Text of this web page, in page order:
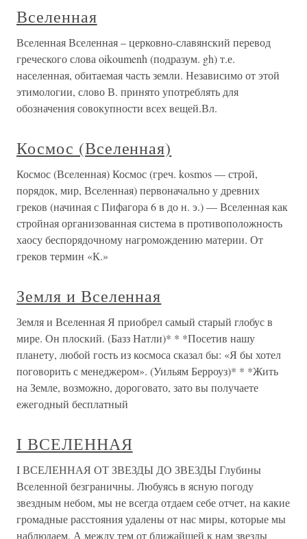
Вселенная
Вселенная Вселенная – церковно-славянский перевод
греческого слова oikoumenh (подразум. gh) т.е.
населенная, обитаемая часть земли. Независимо от этой
этимологии, слово В. принято употреблять для
обозначения совокупности всех вещей.Вл.
Космос (Вселенная)
Космос (Вселенная) Космос (греч. kosmos — строй,
порядок, мир, Вселенная) первоначально у древних
греков (начиная с Пифагора 6 в до н. э.) — Вселенная как
стройная организованная система в противоположность
хаосу беспорядочному нагромождению материи. От
греков термин «К.»
Земля и Вселенная
Земля и Вселенная Я приобрел самый старый глобус в
мире. Он плоский. (Базз Натли)* * *Посетив нашу
планету, любой гость из космоса сказал бы: «Я бы хотел
поговорить с менеджером». (Уильям Берроуз)* * *Жить
на Земле, возможно, дороговато, зато вы получаете
ежегодный бесплатный
I ВСЕЛЕННАЯ
I ВСЕЛЕННАЯ ОТ ЗВЕЗДЫ ДО ЗВЕЗДЫ Глубины
Вселенной безграничны. Любуясь в ясную погоду
звездным небом, мы не всегда отдаем себе отчет, на какие
громадные расстояния удалены от нас миры, которые мы
наблюдаем. А между тем от ближайшей к нам звезды